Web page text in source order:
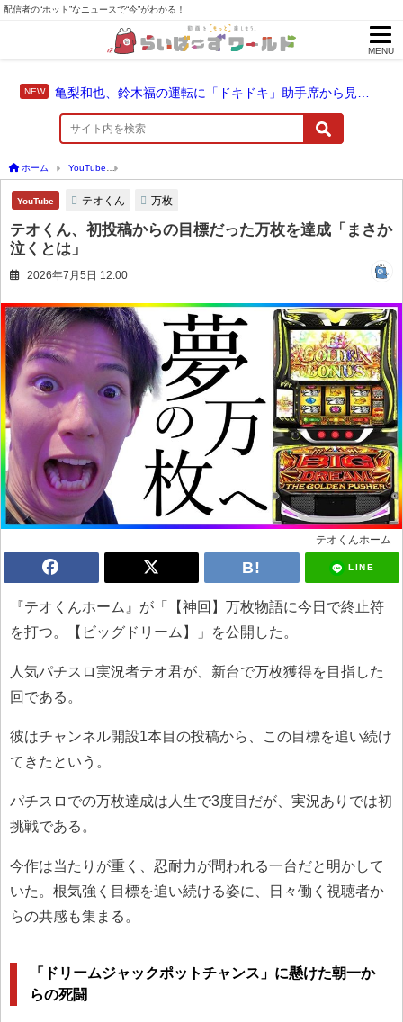
配信者の“ホット”なニュースで“今”がわかる！
MENU
ホーム YouTube
YouTube テオくん 万枚
テオくん、初投稿からの目標だった万枚を達成「まさか
泣くとは」
2026年7月5日 12:00
テオくんホーム
LINE
『テオくんホーム』が「【神回】万枚物語に今日で終止符
を打つ。【ビッグドリーム】」を公開した。
人気パチスロ実況者テオ君が、新台で万枚獲得を目指した
回である。
彼はチャンネル開設1本目の投稿から、この目標を追い続け
てきたという。
パチスロでの万枚達成は人生で3度目だが、実況ありでは初
挑戦である。
今作は当たりが重く、忍耐力が問われる一台だと明かして
いた。根気強く目標を追い続ける姿に、日々働く視聴者か
らの共感も集まる。
「ドリームジャックポットチャンス」に懸けた朝一か
らの死闘